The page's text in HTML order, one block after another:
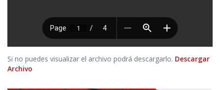
Si no puedes visualizar el archivo podrá descargarlo. Descargar
Archivo